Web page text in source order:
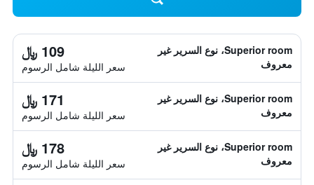
Superior room، نوع السرير غير
معروف
109 ﷼
سعر الليلة شامل الرسوم
Superior room، نوع السرير غير
معروف
171 ﷼
سعر الليلة شامل الرسوم
Superior room، نوع السرير غير
معروف
178 ﷼
سعر الليلة شامل الرسوم